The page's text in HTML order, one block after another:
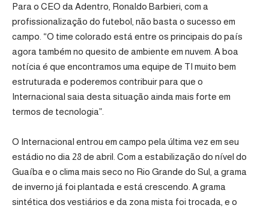
Para o CEO da Adentro, Ronaldo Barbieri, com a
profissionalização do futebol, não basta o sucesso em
campo. “O time colorado está entre os principais do país
agora também no quesito de ambiente em nuvem. A boa
notícia é que encontramos uma equipe de TI muito bem
estruturada e poderemos contribuir para que o
Internacional saia desta situação ainda mais forte em
termos de tecnologia”.
O Internacional entrou em campo pela última vez em seu
estádio no dia 28 de abril. Com a estabilização do nível do
Guaíba e o clima mais seco no Rio Grande do Sul, a grama
de inverno já foi plantada e está crescendo. A grama
sintética dos vestiários e da zona mista foi trocada, e o